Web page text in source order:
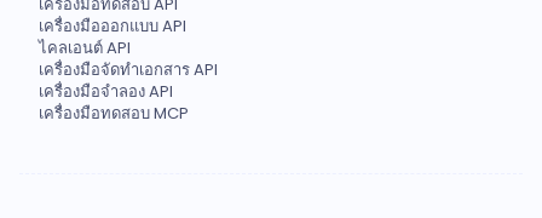
เครื่องมือออกแบบ API
ไคลเอนต์ API
เครื่องมือจัดทำเอกสาร API
เครื่องมือจำลอง API
เครื่องมือทดสอบ MCP